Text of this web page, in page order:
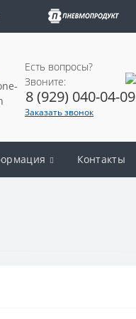
Есть вопросы?
Звоните:
8 (929) 040-04-09
Заказать звонок
Контакты